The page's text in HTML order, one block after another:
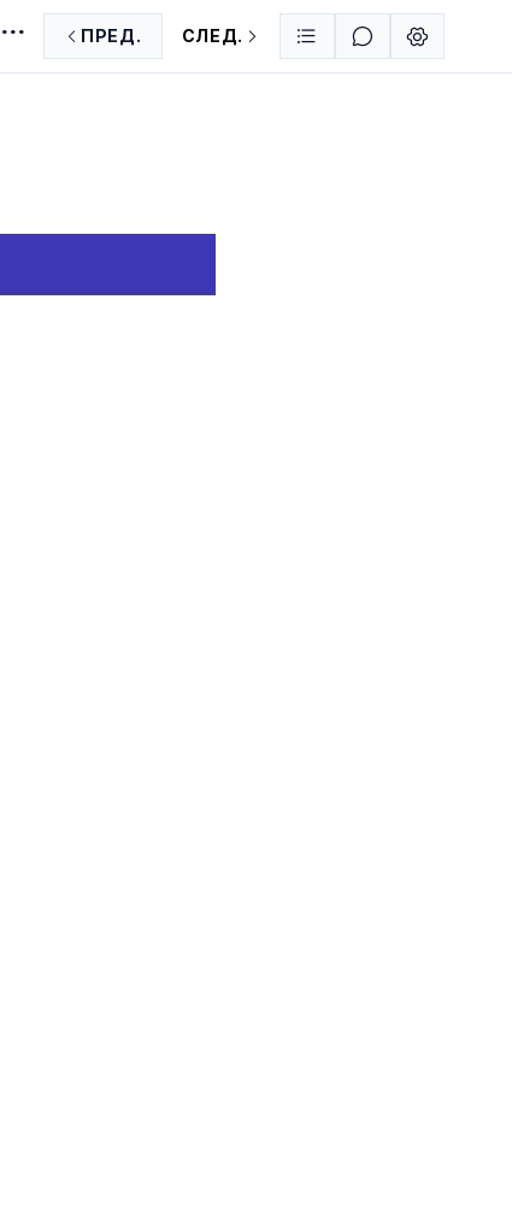
ПРЕД. СЛЕД.